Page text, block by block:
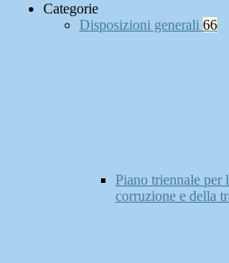
Categorie
Disposizioni generali 66
Piano triennale per
corruzione e della